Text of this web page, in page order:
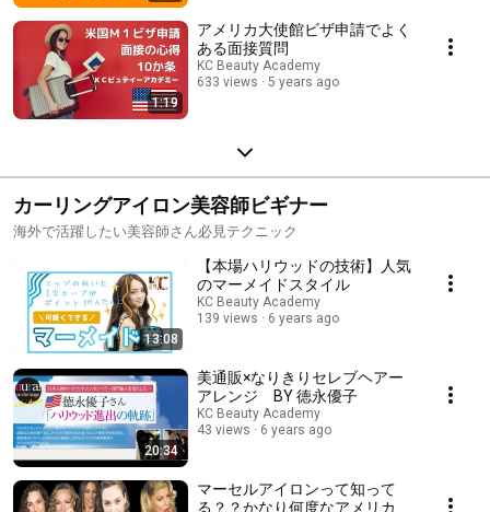
1:19
アメリカ大使館ビザ申請でよく
ある面接質問
KC Beauty Academy
633 views
5 years ago
カーリングアイロン美容師ビギナー
海外で活躍したい美容師さん必見テクニック
13:08
【本場ハリウッドの技術】人気
のマーメイドスタイル
KC Beauty Academy
139 views
6 years ago
20:34
美通販×なりきりセレブヘアー
アレンジ BY 徳永優子
KC Beauty Academy
43 views
6 years ago
マーセルアイロンって知って
る？？かなり何度なアメリカ式